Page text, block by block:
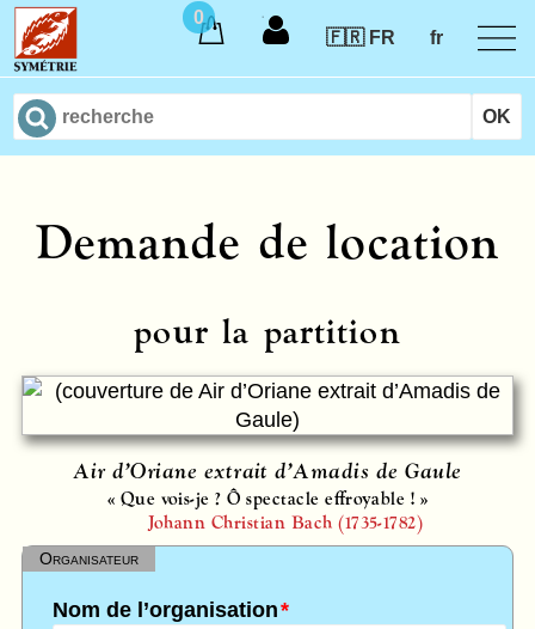
0
🇫🇷 FR
fr
Demande de location
pour la partition
Air d’Oriane extrait d’Amadis de Gaule
« Que vois-je ? Ô spectacle effroyable ! »
Johann Christian Bach (1735-1782)
Organisateur
*
Nom de l’organisation